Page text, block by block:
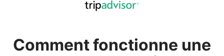
Comment fonctionne une